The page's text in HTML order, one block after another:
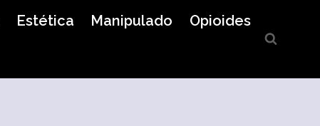
Estética Manipulado Opioides